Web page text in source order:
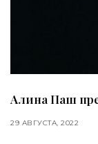
Алина Паш
29 АВГУСТА, 2022